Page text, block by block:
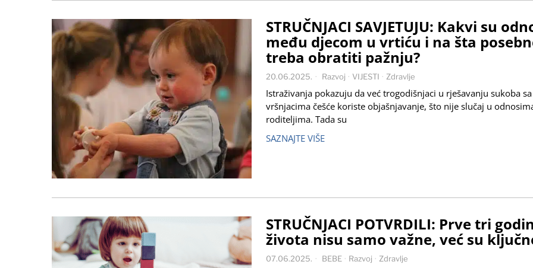
STRUČNJACI SAVJETUJU: Kakvi su
među djecom u vrtiću i na šta
treba obratiti pažnju?
20.06.2025. Razvoj · VIJESTI · Zdravlje
Istraživanja pokazuju da već trogodišnjaci u rješavanju sukoba sa
vršnjacima češće koriste objašnjavanje, što nije slučaj u
roditeljima. Tada su
SAZNAJTE VIŠE
STRUČNJACI POTVRDILI: Prve tri
života nisu samo važne, već su
07.06.2025. BEBE · Razvoj · Zdravlje